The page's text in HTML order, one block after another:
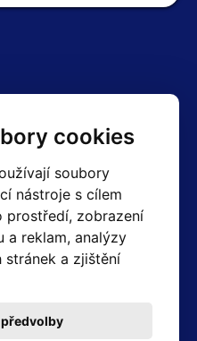
cookies
soubory
nástroje s cílem
prostředí, zobrazení
a reklam, analýzy
stránek a zjištění
234 204